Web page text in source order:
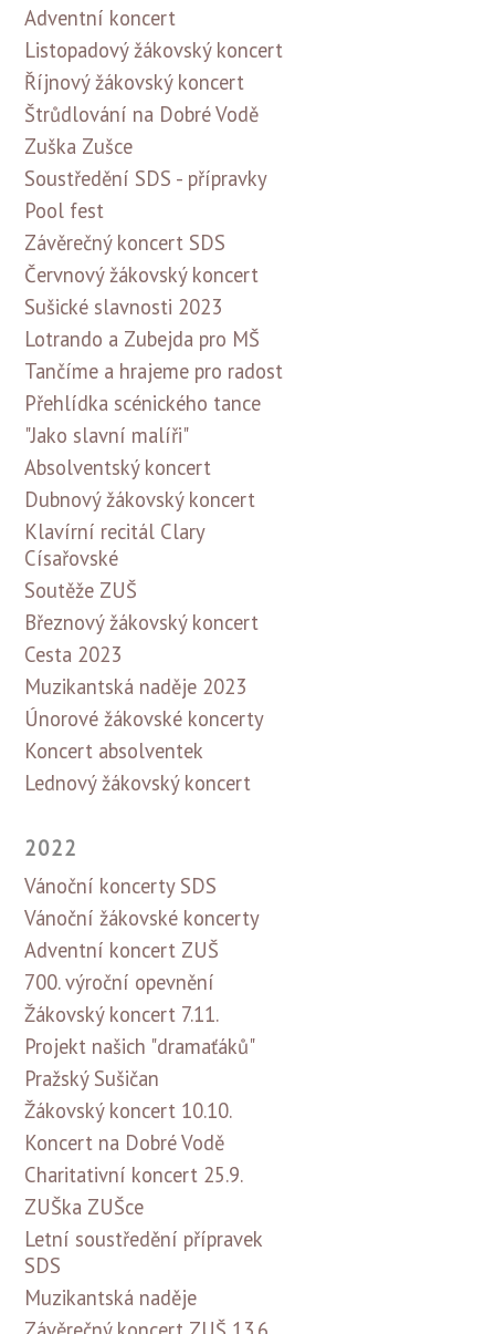
Adventní koncert
Listopadový žákovský koncert
Říjnový žákovský koncert
Štrůdlování na Dobré Vodě
Zuška Zušce
Soustředění SDS - přípravky
Pool fest
Závěrečný koncert SDS
Červnový žákovský koncert
Sušické slavnosti 2023
Lotrando a Zubejda pro MŠ
Tančíme a hrajeme pro radost
Přehlídka scénického tance
"Jako slavní malíři"
Absolventský koncert
Dubnový žákovský koncert
Klavírní recitál Clary
Císařovské
Soutěže ZUŠ
Březnový žákovský koncert
Cesta 2023
Muzikantská naděje 2023
Únorové žákovské koncerty
Koncert absolventek
Lednový žákovský koncert
2022
Vánoční koncerty SDS
Vánoční žákovské koncerty
Adventní koncert ZUŠ
700. výroční opevnění
Žákovský koncert 7.11.
Projekt našich "dramaťáků"
Pražský Sušičan
Žákovský koncert 10.10.
Koncert na Dobré Vodě
Charitativní koncert 25.9.
ZUŠka ZUŠce
Letní soustředění přípravek
SDS
Muzikantská naděje